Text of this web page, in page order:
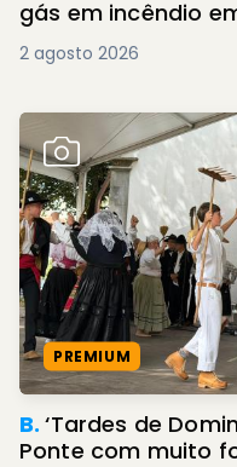
gás em incêndio
2 agosto 2026
PREMIUM
B.‘Tardes de
Ponte com muito